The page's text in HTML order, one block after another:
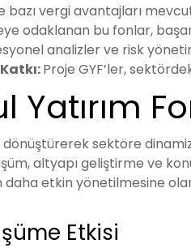
vergi avantajları
odaklanan bu fonlar,
analizler ve risk
Proje GYF’ler,
sektöre
altyapı geliştirme ve
etkin yönetilmesine
Etkisi